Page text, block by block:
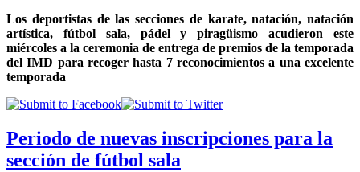
Los deportistas de las secciones de karate, natación, natación
artística, fútbol sala, pádel y piragüismo acudieron este
miércoles a la ceremonia de entrega de premios de la temporada
del IMD para recoger hasta 7 reconocimientos a una excelente
temporada
Periodo de nuevas inscripciones para la
sección de fútbol sala